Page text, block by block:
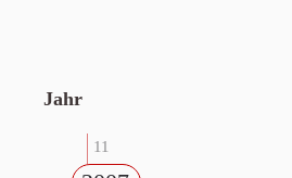
Jahr
11